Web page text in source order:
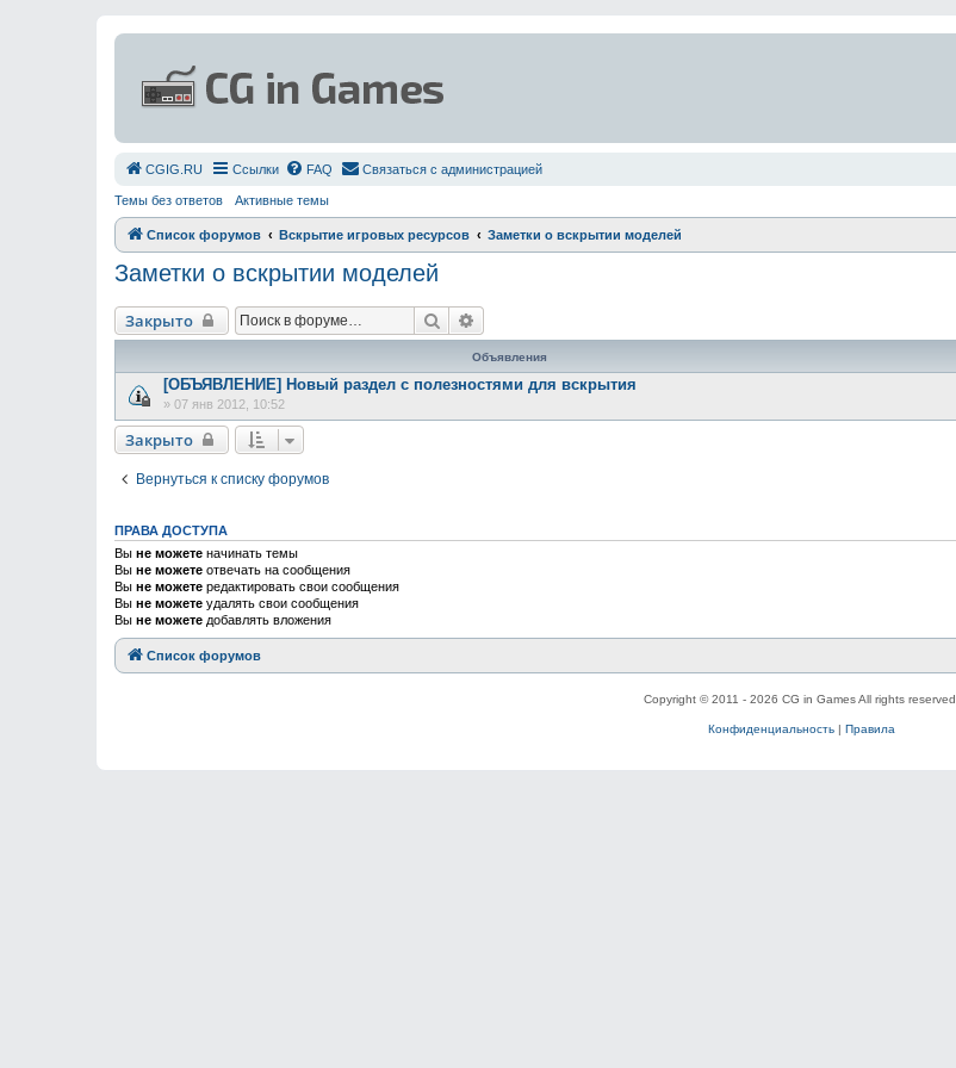
СGIG.RU Ссылки FAQ Связаться с администрацией
Темы без ответов Активные темы
Список форумов Вскрытие игровых ресурсов Заметки о вскрытии моделей
Заметки о вскрытии моделей
Закрыто Поиск
Объявления
[ОБЪЯВЛЕНИЕ] Новый раздел с полезностями для вскрытия
» 07 янв 2012, 10:52
Закрыто
Вернуться к списку форумов
ПРАВА ДОСТУПА
Вы не можете начинать темы
Вы не можете отвечать на сообщения
Вы не можете редактировать свои сообщения
Вы не можете удалять свои сообщения
Вы не можете добавлять вложения
Список форумов
Copyright © 2011 - 2026 CG in Games All rights reserved.
Конфиденциальность| Правила